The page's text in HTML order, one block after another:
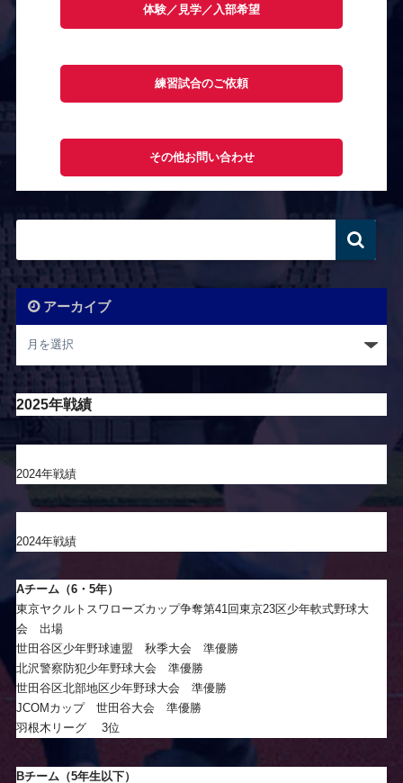
体験／見学／入部希望
練習試合のご依頼
その他お問い合わせ
アーカイブ
2025年戦績
2024年戦績
2024年戦績
Aチーム（6・5年）
東京ヤクルトスワローズカップ争奪第41回東京23区少年軟式野球大
会 出場
世田谷区少年野球連盟 秋季大会 準優勝
北沢警察防犯少年野球大会 準優勝
世田谷区北部地区少年野球大会 準優勝
JCOMカップ 世田谷大会 準優勝
羽根木リーグ 3位
Bチーム（5年生以下）